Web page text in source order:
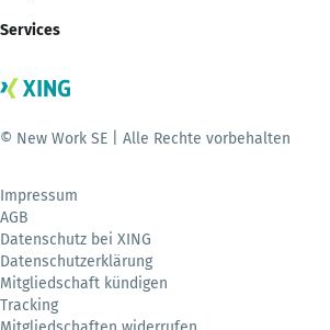
Services
© New Work SE | Alle Rechte vorbehalten
Impressum
AGB
Datenschutz bei XING
Datenschutzerklärung
Mitgliedschaft kündigen
Tracking